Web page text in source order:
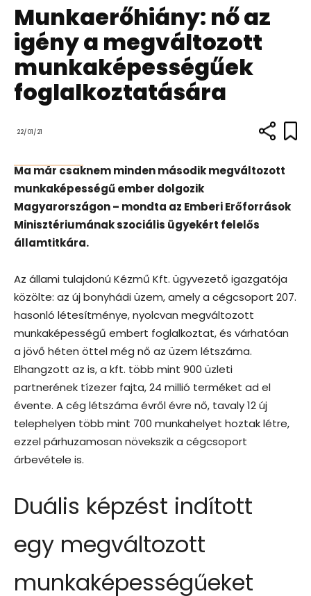
Munkaerőhiány: nő az
igény a megváltozott
munkaképességűek
foglalkoztatására
22/01/21
Ma már csaknem minden második megváltozott
munkaképességű ember dolgozik
Magyarországon – mondta az Emberi Erőforrások
Minisztériumának szociális ügyekért felelős
államtitkára.
Az állami tulajdonú Kézmű Kft. ügyvezető igazgatója
közölte: az új bonyhádi üzem, amely a cégcsoport 207.
hasonló létesítménye, nyolcvan megváltozott
munkaképességű embert foglalkoztat, és várhatóan
a jövő héten öttel még nő az üzem létszáma.
Elhangzott az is, a kft. több mint 900 üzleti
partnerének tízezer fajta, 24 millió terméket ad el
évente. A cég létszáma évről évre nő, tavaly 12 új
telephelyen több mint 700 munkahelyet hoztak létre,
ezzel párhuzamosan növekszik a cégcsoport
árbevétele is.
Duális képzést indított
egy megváltozott
munkaképességűeket